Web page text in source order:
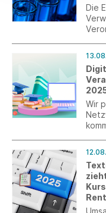
Die
von
Wir